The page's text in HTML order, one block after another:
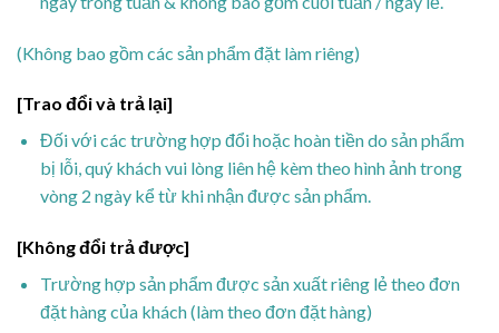
(Không bao gồm các sản phẩm đặt làm riêng)
[Trao đổi và trả lại]
Đối với các trường hợp đổi hoặc hoàn tiền do sản phẩm
bị lỗi, quý khách vui lòng liên hệ kèm theo hình ảnh trong
vòng 2 ngày kể từ khi nhận được sản phẩm.
[Không đổi trả được]
Trường hợp sản phẩm được sản xuất riêng lẻ theo đơn
đặt hàng của khách (làm theo đơn đặt hàng)